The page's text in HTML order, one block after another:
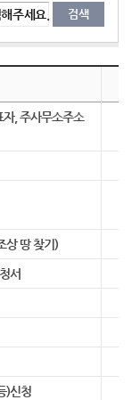
주세요.
, 주사무소주소
상 땅 찾기)
서
)신청